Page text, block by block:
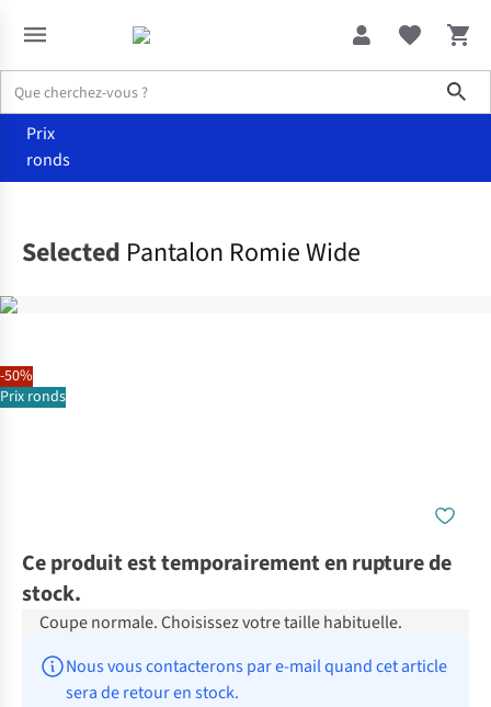
Prix
ronds
-50%
Prix ronds
Selected Pantalon Romie Wide
Ce produit est temporairement en rupture de
stock.
Coupe normale. Choisissez votre taille habituelle.
Nous vous contacterons par e-mail quand cet article
sera de retour en stock.